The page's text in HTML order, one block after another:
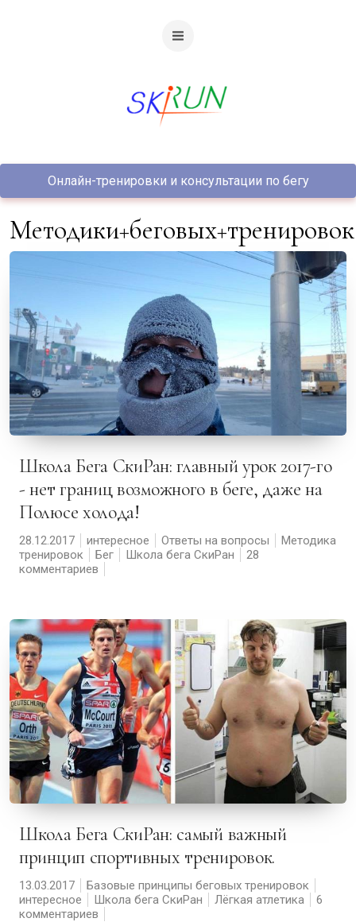
Онлайн-тренировки и консультации по бегу
методики+беговых+тренировок
Школа Бега СкиРан: главный урок 2017-го
- нет границ возможного в беге, даже на
Полюсе холода!
28.12.2017 интересное Ответы на вопросы
Методика
тренировок
Бег Школа бега СкиРан
28
комментариев
Школа Бега СкиРан: самый важный
принцип спортивных тренировок.
13.03.2017
Базовые принципы беговых тренировок
интересное
Школа бега СкиРан Лёгкая атлетика
6
комментариев